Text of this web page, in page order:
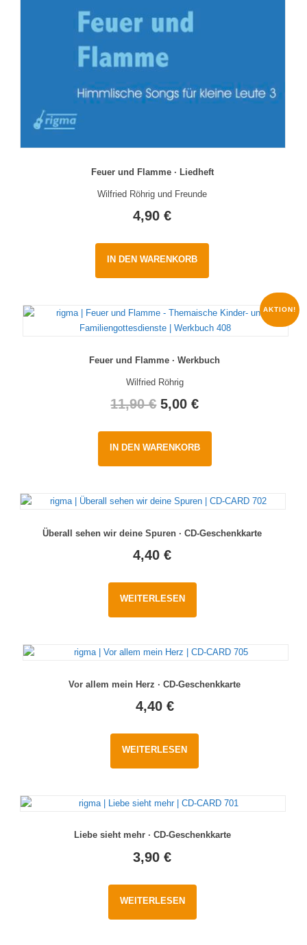
Feuer und Flamme · Liedheft
Wilfried Röhrig und Freunde
4,90€
IN DEN WARENKORB
AKTION!
Feuer und Flamme · Werkbuch
Wilfried Röhrig
11,90€ Original
was:
5,00€Current
is:
IN DEN WARENKORB
Überall sehen wir deine Spuren · CD-Geschenkkarte
4,40€
WEITERLESEN
Vor allem mein Herz · CD-Geschenkkarte
4,40 €
WEITERLESEN
Liebe sieht mehr · CD-Geschenkkarte
3,90€
WEITERLESEN